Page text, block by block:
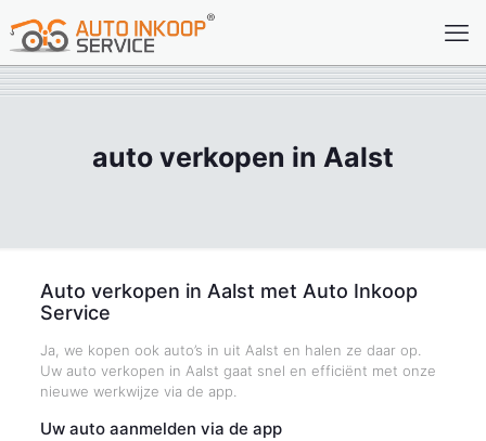
auto verkopen in Aalst
Auto verkopen in Aalst met Auto Inkoop
Service
Ja, we kopen ook auto’s in uit Aalst en halen ze daar op.
Uw auto verkopen in Aalst gaat snel en efficiënt met onze
nieuwe werkwijze via de app.
Uw auto aanmelden via de app